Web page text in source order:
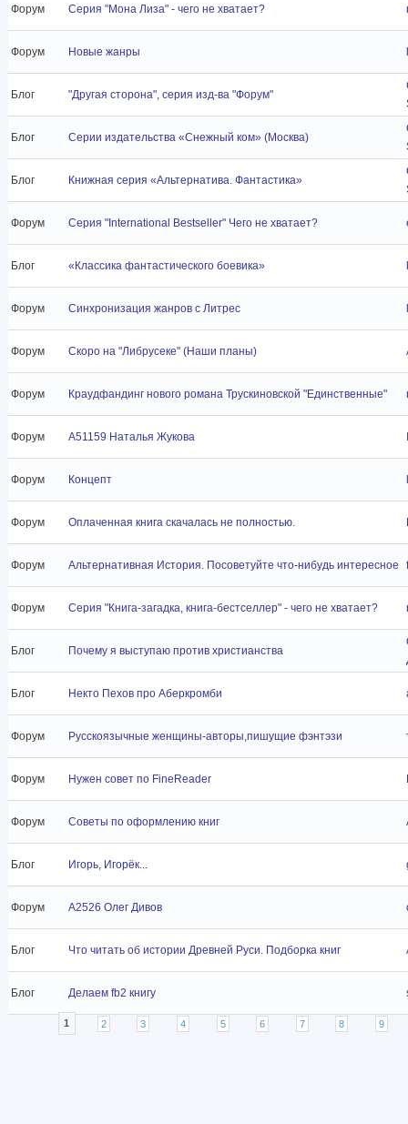
Форум Серия "Мона Лиза" - чего не хватает?
Форум Новые жанры
Блог "Другая сторона", серия изд-ва "Форум"
Блог Серии издательства «Снежный ком» (Москва)
Блог Книжная серия «Альтернатива. Фантастика»
Форум Серия "International Bestseller" Чего не хватает?
Блог «Классика фантастического боевика»
Форум Синхронизация жанров с Литрес
Форум Скоро на "Либрусеке" (Наши планы)
Форум Краудфандинг нового романа Трускиновской "Единственные"
Форум A51159 Наталья Жукова
Форум Концепт
Форум Оплаченная книга скачалась не полностью.
Форум Альтернативная История. Посоветуйте что-нибудь интересное
Форум Серия "Книга-загадка, книга-бестселлер" - чего не хватает?
Блог Почему я выступаю против христианства
Блог Некто Пехов про Аберкромби
Форум Русскоязычные женщины-авторы,пишущие фэнтэзи
Форум Нужен совет по FineReader
Форум Советы по оформлению книг
Блог Игорь, Игорёк...
Форум A2526 Олег Дивов
Блог Что читать об истории Древней Руси. Подборка книг
Блог Делаем fb2 книгу
Страницы
1 2 3 4 5 6 7 8 9